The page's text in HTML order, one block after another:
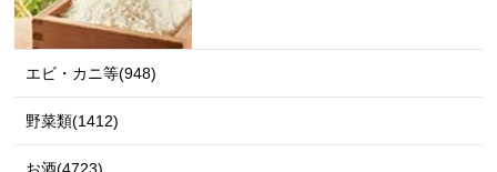
エビ・カニ等(948)
野菜類(1412)